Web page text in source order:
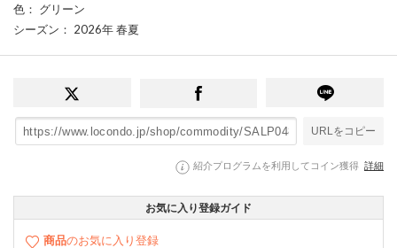
色 ： グリーン
シーズン ： 2026年 春夏
URLをコピー
紹介プログラムを利用してコイン獲得 詳細
お気に入り登録ガイド
商品のお気に入り登録